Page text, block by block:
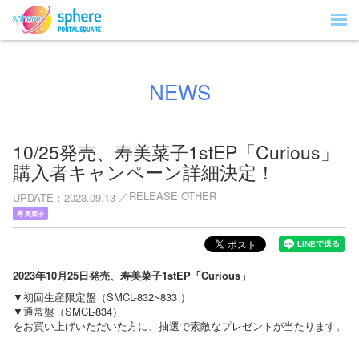
NEWS
10/25発売、寿美菜子1stEP「Curious」
購入者キャンペーン詳細決定！
UPDATE 2023.09.13 RELEASE OTHER
寿 美菜子
2023年10月25日発売、寿美菜子1stEP「Curious」
▼初回生産限定盤（SMCL-832~833 ）
▼通常盤（SMCL-834）
をお買い上げいただいた方に、抽選で素敵なプレゼントが当たります。